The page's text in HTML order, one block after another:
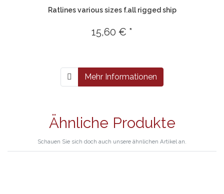
Ratlines various sizes f.all rigged ship
15,60 € *
Mehr Informationen
Ähnliche Produkte
Schauen Sie sich doch auch unsere ähnlichen Artikel an.